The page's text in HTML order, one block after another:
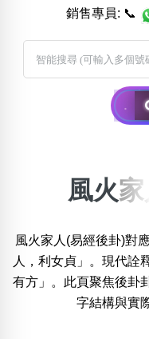
銷售專員: 📞
位置:
一 二 四 五
風火
風火家人(易經後卦)對
人，利女貞」。現代詮
有方」。此頁聚焦後卦
字結構與實